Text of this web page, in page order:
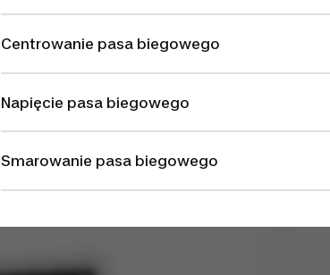
Centrowanie pasa biegowego
Napięcie pasa biegowego
Smarowanie pasa biegowego